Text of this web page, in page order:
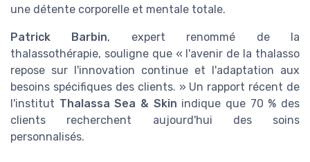
une détente corporelle et mentale totale.
Patrick Barbin, expert renommé de la
thalassothérapie, souligne que « l'avenir de la thalasso
repose sur l'innovation continue et l'adaptation aux
besoins spécifiques des clients. » Un rapport récent de
l'institut Thalassa Sea & Skin indique que 70 % des
clients recherchent aujourd'hui des soins
personnalisés.